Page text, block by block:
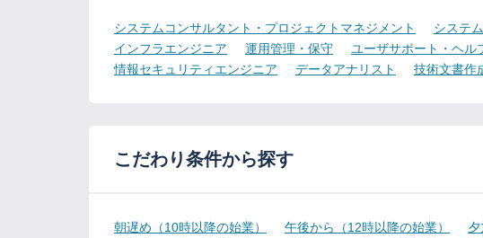
システムコンサルタント・プロジェクトマネジメント システ
インフラエンジニア
運用管理・保守 ユーザサポート・ヘル
情報セキュリティエンジニア
データアナリスト 技術文書作
こだわり条件から探す
朝遅め（10時以降の始業） 午後から（12時以降の始業）